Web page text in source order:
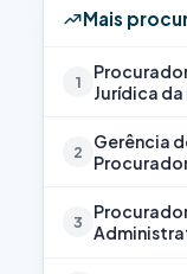
Mais
1
Jurídica
2
Gerência
3